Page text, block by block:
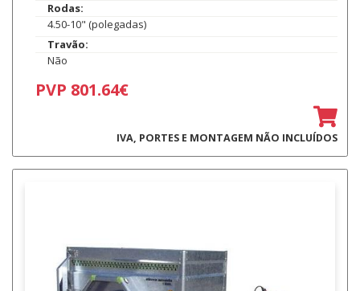
Rodas:
4.50-10" (polegadas)
Travão:
Não
PVP 801.64€
IVA, PORTES E MONTAGEM NÃO INCLUÍDOS